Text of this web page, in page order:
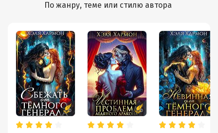
По жанру, теме или стилю автора